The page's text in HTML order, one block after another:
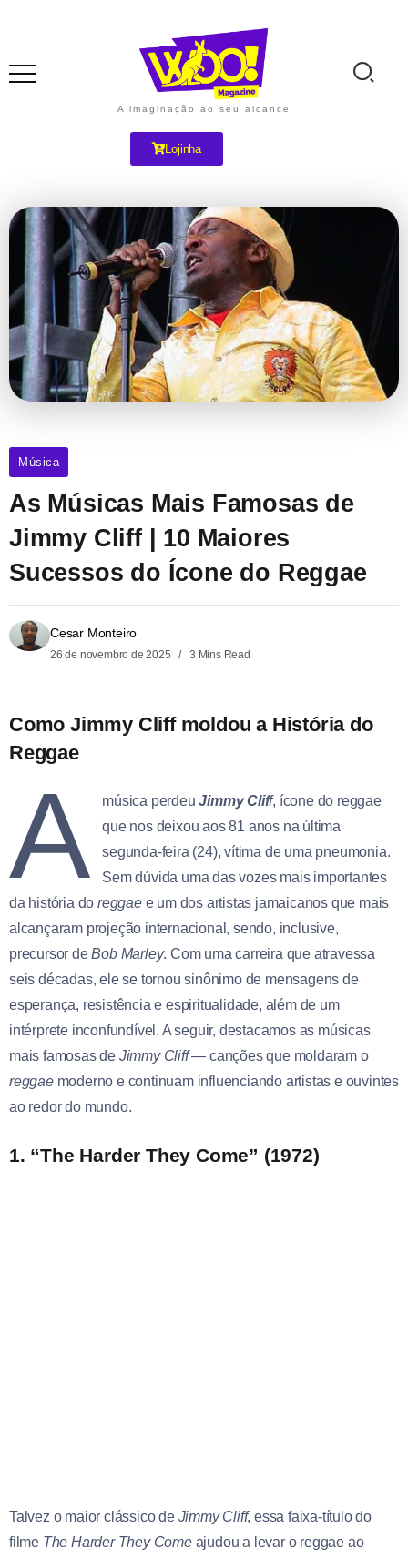
A imaginação ao seu alcance
Lojinha
Música
As Músicas Mais Famosas de
Jimmy Cliff | 10 Maiores
Sucessos do Ícone do Reggae
Cesar Monteiro
26 de novembro de 2025 3 Mins Read
Como Jimmy Cliff moldou a História do
Reggae
A música perdeuJimmy Cliff, ícone do reggae
que nos deixou aos 81 anos na última
segunda-feira (24), vítima de uma pneumonia.
Sem dúvida uma das vozes mais importantes
da história doreggaee um dos artistas jamaicanos que mais
alcançaram projeção internacional, sendo, inclusive,
precursor deBob Marley. Com uma carreira que atravessa
seis décadas, ele se tornou sinônimo de mensagens de
esperança, resistência e espiritualidade, além de um
intérprete inconfundível. A seguir, destacamos as músicas
mais famosas de Jimmy Cliff— canções que moldaram o
reggaemoderno e continuam influenciando artistas e ouvintes
ao redor do mundo.
1. “The Harder They Come” (1972)
Talvez o maior clássico de Jimmy Cliff, essa faixa-título do
filme The Harder They Comeajudou a levar o reggae ao